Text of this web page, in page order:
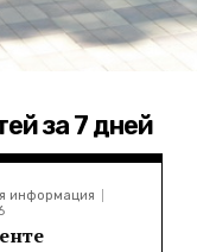
за 7 дней
информация